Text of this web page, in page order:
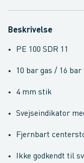
Beskrivelse
PE 100 SDR 11
10 bar gas / 16 bar
4 mm stik
Svejseindikator
Fjernbart
Ikke godkendt til